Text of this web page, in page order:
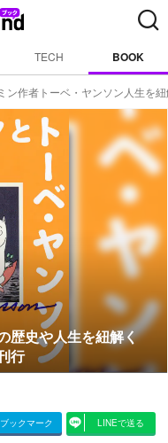
TECH BOOK
ン作者トーベ・ヤンソン人生を
歴史や人生を紐解く
行
ブックマーク LINEで送る